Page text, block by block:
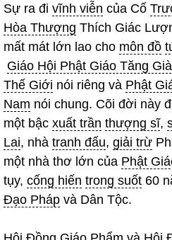
Sự ra đi vĩnh viễn của Cố
Hòa Thượng Thích Giác
mất mát lớn lao cho môn đồ
Giáo Hội Phật Giáo Tăng
Thế Giới nói riêng và Phật
Nam nói chung. Cõi đời này
một bậc xuất trần thượng sĩ,
Lai, nhà tranh đấu, giải trừ
một nhà thơ lớn của Phật
tụy, cống hiến trong suốt 60
Đạo Pháp và Dân Tộc.